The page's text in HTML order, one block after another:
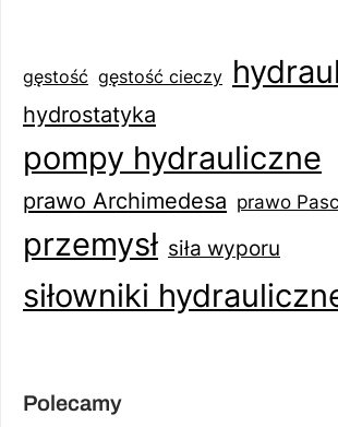
gęstość gęstość cieczy
hydrostatyka
pompy hydrauliczne
prawo Archimedesa prawo
przemysł siła wyporu
siłowniki
Polecamy